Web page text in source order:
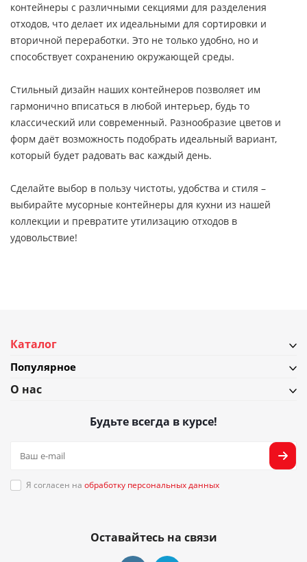
контейнеры с различными секциями для разделения
отходов, что делает их идеальными для сортировки и
вторичной переработки. Это не только удобно, но и
способствует сохранению окружающей среды.
Стильный дизайн наших контейнеров позволяет им
гармонично вписаться в любой интерьер, будь то
классический или современный. Разнообразие цветов и
форм даёт возможность подобрать идеальный вариант,
который будет радовать вас каждый день.
Сделайте выбор в пользу чистоты, удобства и стиля –
выбирайте мусорные контейнеры для кухни из нашей
коллекции и превратите утилизацию отходов в
удовольствие!
Каталог
Популярное
О нас
Будьте всегда в курсе!
Я согласен на обработку персональных данных
Оставайтесь на связи